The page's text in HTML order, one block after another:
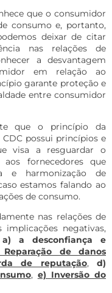
que o consumidor
consumo e, portanto,
deixar de citar
nas relações de
a desvantagem
em relação ao
garante proteção e
entre consumidor
que o princípio da
possui princípios e
visa a resguardar o
fornecedores que
e harmonização de
estamos falando ao
de consumo.
nas relações de
implicações negativas,
a) a desconfiança e
de danos
de reputação,d)
, e) Inversão do